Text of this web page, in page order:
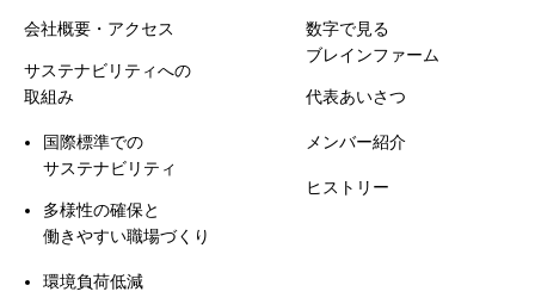
会社概要・アクセス
サステナビリティへの
取組み
国際標準での
サステナビリティ
多様性の確保と
働きやすい職場づくり
環境負荷低減
数字で見る
ブレインファーム
代表あいさつ
メンバー紹介
ヒストリー